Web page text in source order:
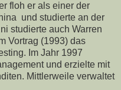
floh er als einer der
und studierte an der
studierte auch Warren
Vortrag (1993) das
Im Jahr 1997
und erzielte mit
Mittlerweile verwaltet